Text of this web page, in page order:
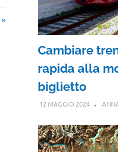
Cambiare
rapida alla
biglietto
12 MAGGIO 2024